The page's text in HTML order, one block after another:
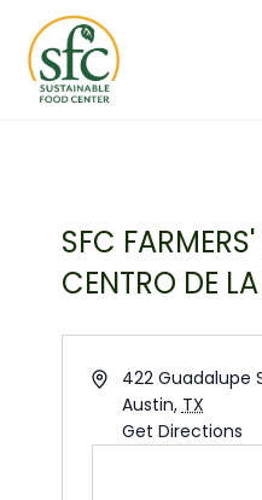
contenido
SFC
CENTRO DE
Address422 Guadalupe
Austin, TX
Get Directions